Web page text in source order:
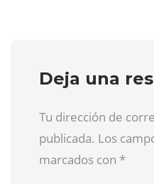
Deja una
Tu dirección de
publicada. Los
marcados con *